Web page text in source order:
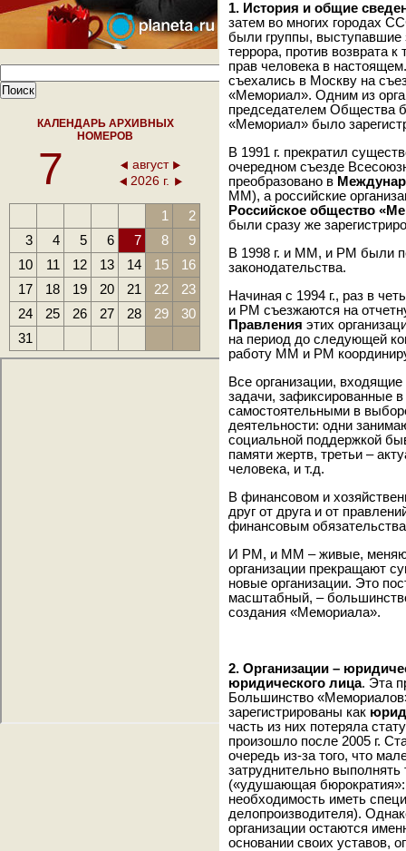
КАЛЕНДАРЬ АРХИВНЫХ
НОМЕРОВ
7
август
2026 г.
1
2
3
4 5 6 7 8
9
10
11 12 13 14 15
16
17
18 19 20 21 22
23
24
25 26 27 28 29
30
31
1. История и общие
затем во многих городах
были группы, выступавшие
террора, против возврата
прав человека в
съехались в Москву на
«Мемориал». Одним из
председателем Общества
«Мемориал» было
В 1991 г. прекратил
очередном съезде
преобразовано в
ММ), а российские
Российское общество
были сразу же
В 1998 г. и ММ, и РМ были
законодательства.
Начиная с 1994 г., раз в
и РМ съезжаются на
Правления этих
на период до следующей
работу ММ и РМ
Все организации,
задачи, зафиксированные
самостоятельными в
деятельности: одни
социальной поддержкой
памяти жертв, третьи –
человека, и т.д.
В финансовом и
друг от друга и от
финансовым
И РМ, и ММ – живые,
организации прекращают
новые организации. Это
масштабный, –
создания «Мемориала».
2. Организации –
юридического лица. Эта
Большинство
зарегистрированы как
часть из них потеряла
произошло после 2005 г.
очередь из-за того, что
затруднительно выполнять
(«удушающая бюрократия»:
необходимость иметь
делопроизводителя).
организации остаются
основании своих уставов,